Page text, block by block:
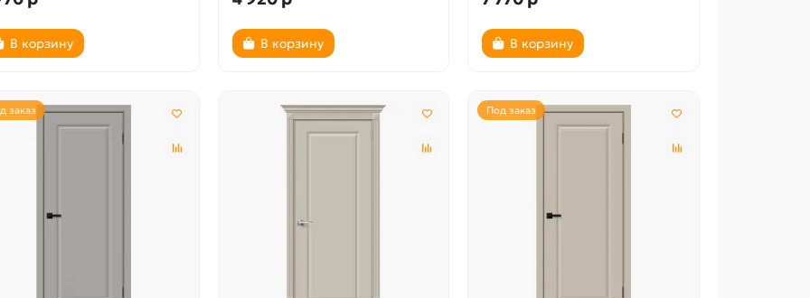
В корзину В корзину В корзину
заказ Под заказ